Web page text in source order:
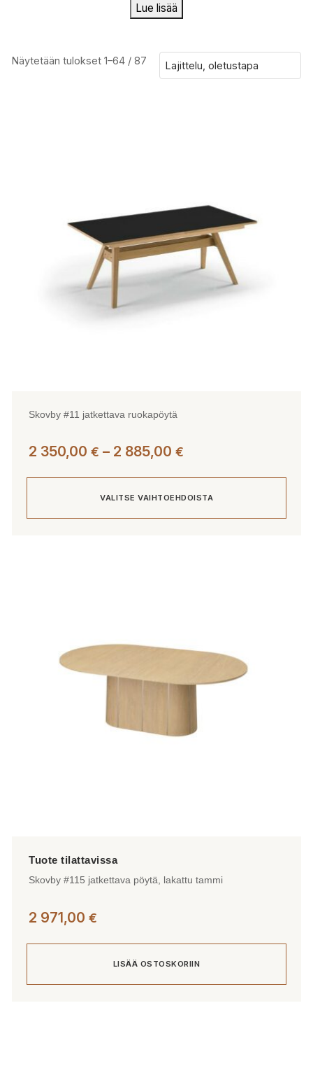
Lue lisää
Näytetään tulokset 1–64 / 87
Skovby #11 jatkettava ruokapöytä
2 350,00 € – 2 885,00 €
-
2
VALITSE VAIHTOEHDOISTA
Skovby #115 jatkettava pöytä, lakattu tammi
2 971,00 €
LISÄÄ OSTOSKORIIN